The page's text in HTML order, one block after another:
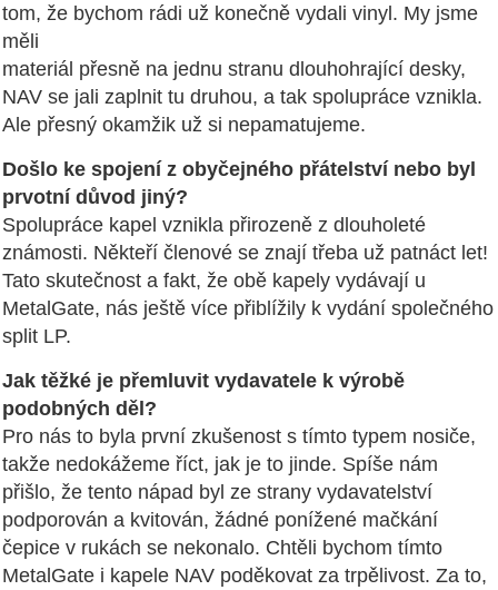
tom, že bychom rádi už konečně vydali vinyl. My jsme
měli
materiál přesně na jednu stranu dlouhohrající desky,
NAV se jali zaplnit tu druhou, a tak spolupráce vznikla.
Ale přesný okamžik už si nepamatujeme.
Došlo ke spojení z obyčejného přátelství nebo byl
prvotní důvod jiný?
Spolupráce kapel vznikla přirozeně z dlouholeté
známosti. Někteří členové se znají třeba už patnáct let!
Tato skutečnost a fakt, že obě kapely vydávají u
MetalGate, nás ještě více přiblížily k vydání společného
split LP.
Jak těžké je přemluvit vydavatele k výrobě
podobných děl?
Pro nás to byla první zkušenost s tímto typem nosiče,
takže nedokážeme říct, jak je to jinde. Spíše nám
přišlo, že tento nápad byl ze strany vydavatelství
podporován a kvitován, žádné ponížené mačkání
čepice v rukách se nekonalo. Chtěli bychom tímto
MetalGate i kapele NAV poděkovat za trpělivost. Za to,